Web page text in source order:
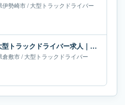
伊勢崎市/大型トラックドライバー
日神機工株式会社の大型トラックドライバー求人｜岡山県倉敷市｜月給66万-66万円
倉敷市/大型トラックドライバー